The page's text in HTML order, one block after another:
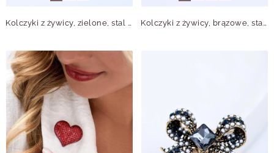
Kolczyki z żywicy, zielone, stal pozłacana S213149Z00 Kolczyki z żywicy, brązowe, stal pozłacana S213150Z00